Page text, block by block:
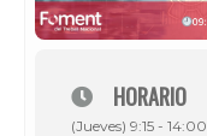
HORARIO
(Jueves) 9:15 - 14:00